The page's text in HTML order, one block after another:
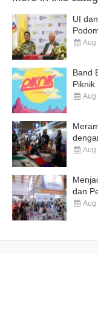
UI
Aug
Band
Piknik
Aug
Aug
dan
Aug